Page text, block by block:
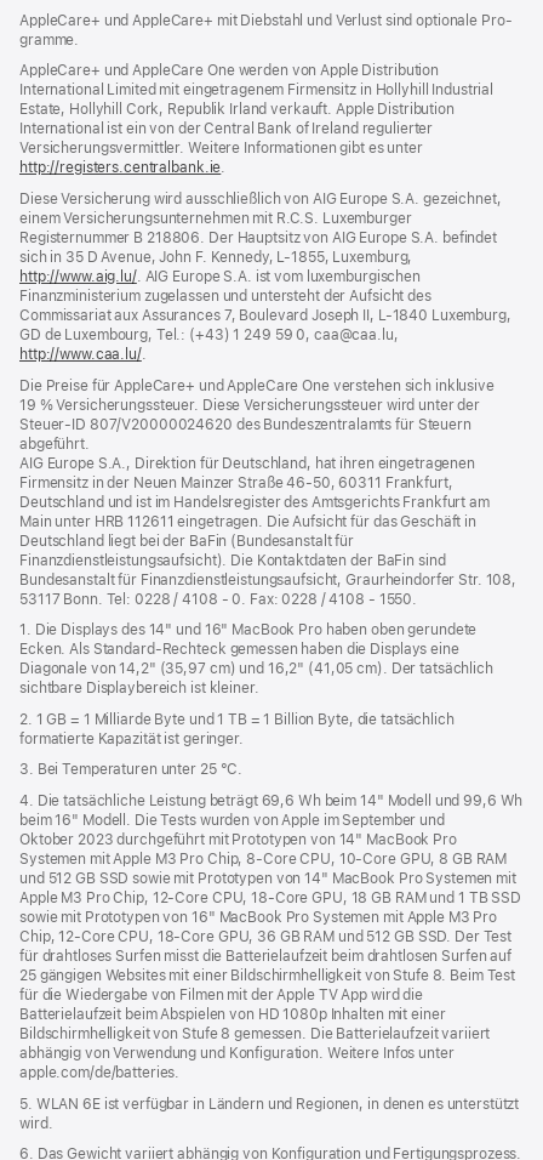
neues
AppleCare+ und AppleCare+ mit Dieb­stahl und Verlust sind optionale Pro­
gramme.
AppleCare+ und AppleCare One werden von Apple Distribution
International Limited mit eingetragenem Firmensitz in Hollyhill Industrial
Estate, Hollyhill Cork, Republik Irland verkauft. Apple Distribution
International ist ein von der Central Bank of Ireland regulierter
Versicherungsvermittler. Weitere Informationen gibt es unter
http://registers.centralbank.ie(Öffnet
neues
Fenster)
.
Diese Versicherung wird ausschließlich von AIG Europe S.A. gezeichnet,
einem Versicherungsunternehmen mit R.C.S. Luxemburger
Registernummer B 218806. Der Hauptsitz von AIG Europe S.A. befindet
sich in 35 D Avenue, John F. Kennedy, L‑1855, Luxemburg,
http://www.aig.lu/(Öffnet
ein
neues
Fenster)
. AIG Europe S.A. ist vom luxemburgischen
Finanzministerium zugelassen und untersteht der Aufsicht des
Commissariat aux Assurances 7, Boulevard Joseph II, L‑1840 Luxemburg,
GD de Luxembourg, Tel.: (+43) 1 249 59 0, caa@caa.lu,
http://www.caa.lu/(Öffnet
neues
Fenster)
.
Die Preise für AppleCare+ und AppleCare One verstehen sich inklusive
19 % Versicherungssteuer. Diese Versicherungssteuer wird unter der
Steuer‑ID 807/V20000024620 des Bundeszentralamts für Steuern
abgeführt.
AIG Europe S.A., Direktion für Deutschland, hat ihren eingetragenen
Firmensitz in der Neuen Mainzer Straße 46‑50, 60311 Frankfurt,
Deutschland und ist im Handelsregister des Amtsgerichts Frankfurt am
Main unter HRB 112611 eingetragen. Die Aufsicht für das Geschäft in
Deutschland liegt bei der BaFin (Bundesanstalt für
Finanzdienstleistungsaufsicht). Die Kontaktdaten der BaFin sind
Bundesanstalt für Finanzdienstleistungsaufsicht, Graurheindorfer Str. 108,
53117 Bonn. Tel: 0228 / 4108 - 0. Fax: 0228 / 4108 - 1550.
1. Die Displays des 14" und 16" MacBook Pro haben oben gerundete
Ecken. Als Standard-Rechteck gemessen haben die Displays eine
Diagonale von 14,2" (35,97 cm) und 16,2" (41,05 cm). Der tatsächlich
sichtbare Displaybereich ist kleiner.
2. 1 GB = 1 Milliarde Byte und 1 TB = 1 Billion Byte, die tatsächlich
formatierte Kapazität ist geringer.
3. Bei Temperaturen unter 25 °C.
4. Die tatsächliche Leistung beträgt 69,6 Wh beim 14" Modell und 99,6 Wh
beim 16" Modell. Die Tests wurden von Apple im September und
Oktober 2023 durchgeführt mit Prototypen von 14" MacBook Pro
Systemen mit Apple M3 Pro Chip, 8‑Core CPU, 10‑Core GPU, 8 GB RAM
und 512 GB SSD sowie mit Prototypen von 14" MacBook Pro Systemen mit
Apple M3 Pro Chip, 12‑Core CPU, 18‑Core GPU, 18 GB RAM und 1 TB SSD
sowie mit Prototypen von 16" MacBook Pro Systemen mit Apple M3 Pro
Chip, 12‑Core CPU, 18‑Core GPU, 36 GB RAM und 512 GB SSD. Der Test
für drahtloses Surfen misst die Batterielaufzeit beim drahtlosen Surfen auf
25 gängigen Websites mit einer Bildschirmhelligkeit von Stufe 8. Beim Test
für die Wiedergabe von Filmen mit der Apple TV App wird die
Batterielaufzeit beim Abspielen von HD 1080p Inhalten mit einer
Bildschirmhelligkeit von Stufe 8 gemessen. Die Batterielaufzeit variiert
abhängig von Verwendung und Konfiguration. Weitere Infos unter
apple.com/de/batteries.
5. WLAN 6E ist verfügbar in Ländern und Regionen, in denen es unterstützt
wird.
6. Das Gewicht variiert abhängig von Konfiguration und Fertigungsprozess.